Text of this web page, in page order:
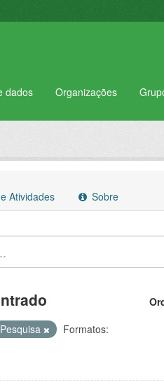
dados Organizações
Atividades Sobre
Pesquisa
Formatos: